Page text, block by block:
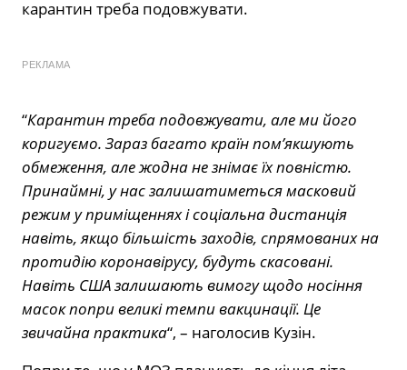
карантин треба подовжувати.
РЕКЛАМА
“Карантин треба подовжувати, але ми його
коригуємо. Зараз багато країн пом’якшують
обмеження, але жодна не знімає їх повністю.
Принаймні, у нас залишатиметься масковий
режим у приміщеннях і соціальна дистанція
навіть, якщо більшість заходів, спрямованих на
протидію коронавірусу, будуть скасовані.
Навіть США залишають вимогу щодо носіння
масок попри великі темпи вакцинації. Це
звичайна практика“, – наголосив Кузін.